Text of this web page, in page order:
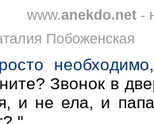
www.anekdo.net-
Побоженская
необходимо,
Звонок в
и не ела, и